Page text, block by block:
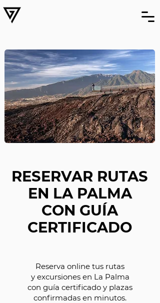
RESERVAR RUTAS
EN LA PALMA
CON GUÍA
CERTIFICADO
Reserva online tus rutas
y excursiones en La Palma
con guía certificado y plazas
confirmadas en minutos.